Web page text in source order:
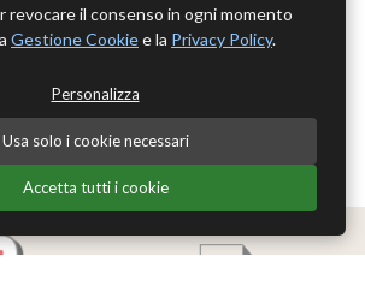
revocare il consenso in ogni momento
Gestione Cookiee la Privacy Policy.
Personalizza
Usa solo i cookie necessari
Accetta tutti i cookie